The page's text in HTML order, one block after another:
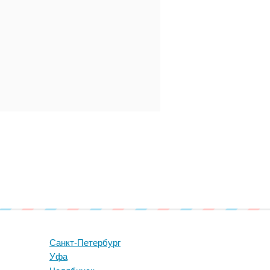
Санкт-Петербург
Уфа